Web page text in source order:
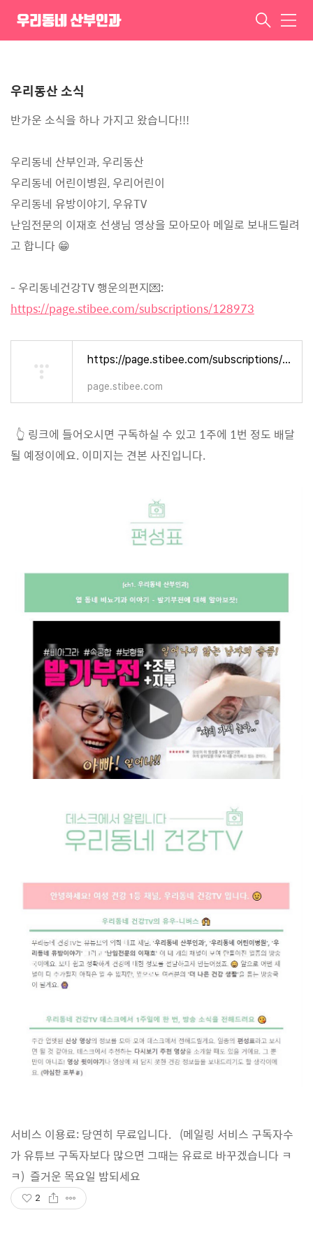
우리동네 산부인과 메
뉴
작합니다
우리동산 소식
반가운 소식을 하나 가지고 왔습니다!!!
우리동네 산부인과, 우리동산
우리동네 어린이병원, 우리어린이
우리동네 유방이야기, 우유TV
난임전문의 이재호 선생님 영상을 모아모아 메일로 보내드릴려
고 합니다 😁
- 우리동네건강TV 행운의편지💌:
https://page.stibee.com/subscriptions/128973
https://page.stibee.com/subscriptions/128973
page.stibee.com
👆 링크에 들어오시면 구독하실 수 있고 1주에 1번 정도 배달
될 예정이에요. 이미지는 견본 사진입니다.
서비스 이용료: 당연히 무료입니다. (메일링 서비스 구독자수
가 유튜브 구독자보다 많으면 그때는 유료로 바꾸겠습니다 ㅋ
ㅋ) 즐거운 목요일 밤되세요
2